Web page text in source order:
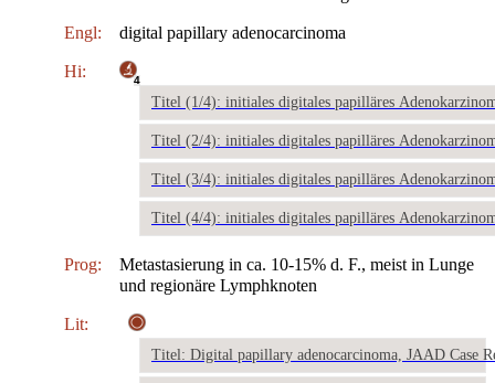
Engl: digital papillary adenocarcinoma
Hi: 4
Titel (1/4): initiales digitales papilläres
Titel (2/4): initiales digitales papilläres
Titel (3/4): initiales digitales papilläres
Titel (4/4): initiales digitales papilläres
Prog:
Metastasierung in ca. 10-15% d. F., meist in Lunge
und regionäre Lymphknoten
Lit:
Titel: Digital papillary adenocarcinoma, JAAD Case